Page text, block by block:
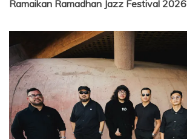
Ramaikan Ramadhan Jazz Festival 2026